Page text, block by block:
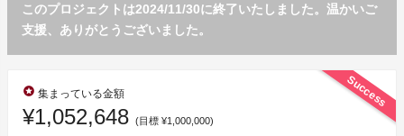
このプロジェクトは2024/11/30に終了いたしました。温かいご
支援、ありがとうございました。
Success
stars 集まっている金額
¥1,052,648 (目標 ¥1,000,000)